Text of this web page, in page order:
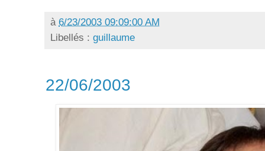
à 6/23/2003 09:09:00 AM
Libellés : guillaume
22/06/2003